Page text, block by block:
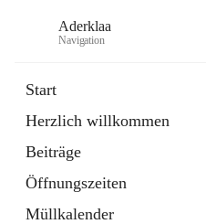
Aderklaa
Navigation
Start
Herzlich willkommen
Beiträge
Öffnungszeiten
Müllkalender
6 Schnellzugriffe
Gemeinde
3 Schnellzugriffe